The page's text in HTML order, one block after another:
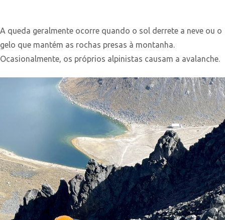
A queda geralmente ocorre quando o sol derrete a neve ou o
gelo que mantém as rochas presas à montanha.
Ocasionalmente, os próprios alpinistas causam a avalanche.